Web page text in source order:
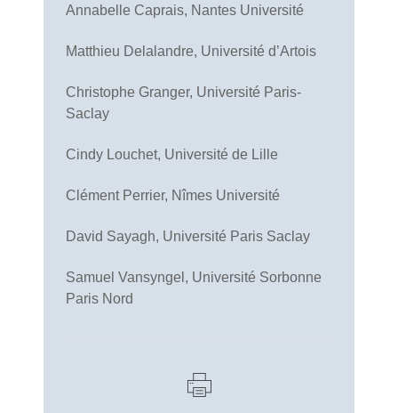
Annabelle Caprais, Nantes Université
Matthieu Delalandre, Université d’Artois
Christophe Granger, Université Paris-
Saclay
Cindy Louchet, Université de Lille
Clément Perrier, Nîmes Université
David Sayagh, Université Paris Saclay
Samuel Vansyngel, Université Sorbonne
Paris Nord